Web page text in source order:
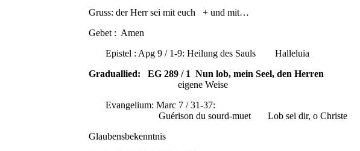
Gruss: der Herr sei mit euch + und mit…
Gebet : Amen
Epistel : Apg 9 / 1-9: Heilung des Sauls Halleluia
Graduallied: EG 289 / 1 Nun lob, mein Seel, den Herren
eigene Weise
Evangelium: Marc 7 / 31-37:
Guérison du sourd-muet Lob sei dir, o Christe
Glaubensbekenntnis